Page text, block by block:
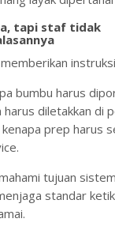
tapi staf tidak
memberikan
bumbu harus
harus diletakkan di
prep harus
tujuan
standar